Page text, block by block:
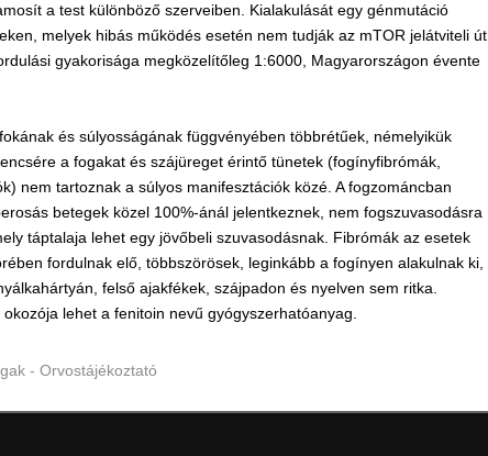
a test különböző szerveiben. Kialakulását egy génmutáció
melyek hibás működés esetén nem tudják az mTOR jelátviteli út
gyakorisága megközelítőleg 1:6000, Magyarországon évente
és súlyosságának függvényében többrétűek, némelyikük
a fogakat és szájüreget érintő tünetek (fogínyfibrómák,
nem tartoznak a súlyos manifesztációk közé. A fogzománcban
betegek közel 100%-ánál jelentkeznek, nem fogszuvasodásra
táptalaja lehet egy jövőbeli szuvasodásnak. Fibrómák az esetek
fordulnak elő, többszörösek, leginkább a fogínyen alakulnak ki,
felső ajakfékek, szájpadon és nyelven sem ritka.
lehet a fenitoin nevű gyógyszerhatóanyag.
- Orvostájékoztató